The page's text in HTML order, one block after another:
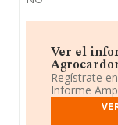
Ver el
Regístrate
Informe